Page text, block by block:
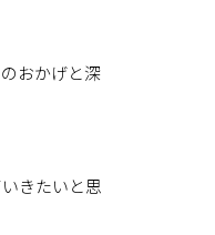
おかげと深
きたいと思